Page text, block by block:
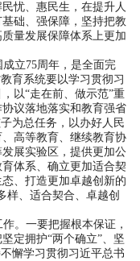
忧、惠民生，在提升人
础、强保障，坚持把教
量发展保障体系上更加
立75周年，是全面完
育系统要以学习贯彻习
以“走在前、做示范”重
议落地落实和教育强省
为总任务，以办好人民
高等教育、继续教育协
展实验区，提供更加公
体系、确立更加适合契
、打造更加卓越创新的
样、适合契合、卓越创
。一要把握根本保证，
定拥护“两个确立”、坚
懈学习贯彻习近平总书